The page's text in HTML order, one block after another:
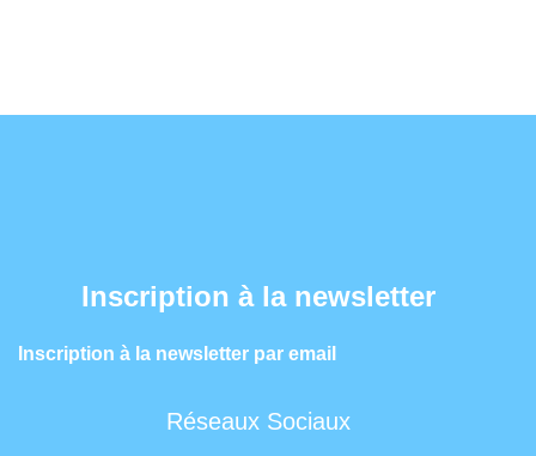
Inscription à la newsletter
Inscription à la newsletter par email
Réseaux Sociaux